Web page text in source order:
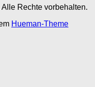
Rechte vorbehalten.
Hueman-Theme